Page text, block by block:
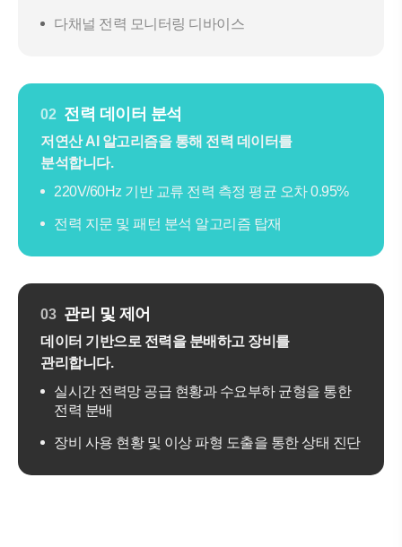
다채널 전력 모니터링 디바이스
02 전력 데이터 분석
저연산 AI 알고리즘을 통해 전력 데이터를
분석합니다.
220V/60Hz 기반 교류 전력 측정 평균 오차 0.95%
전력 지문 및 패턴 분석 알고리즘 탑재
03 관리 및 제어
데이터 기반으로 전력을 분배하고 장비를
관리합니다.
실시간 전력망 공급 현황과 수요부하 균형을 통한
전력 분배
장비 사용 현황 및 이상 파형 도출을 통한 상태 진단